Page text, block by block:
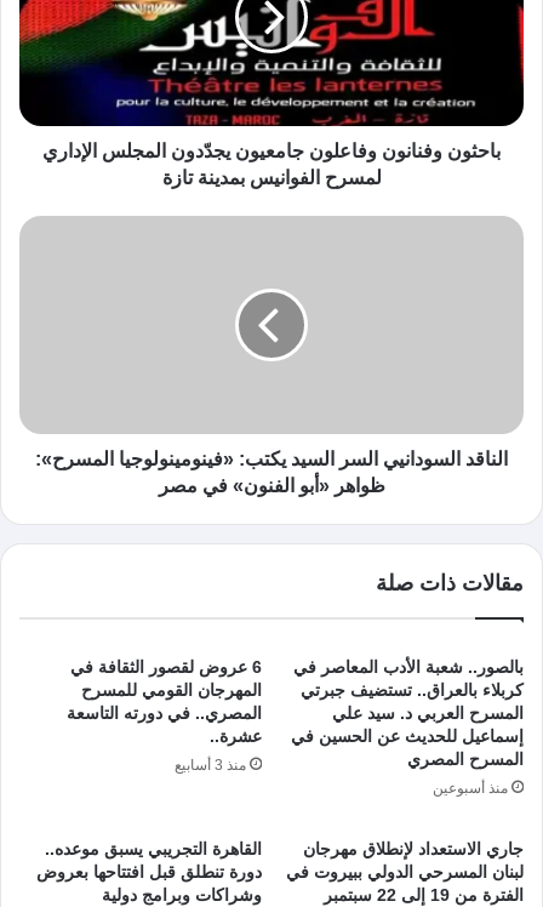
باحثون وفنانون وفاعلون جامعيون يجدّدون المجلس الإداري
لمسرح الفوانيس بمدينة تازة
الناقد السودانيي السر السيد يكتب: «فينومينولوجيا المسرح»:
ظواهر «أبو الفنون» في مصر
مقالات ذات صلة
بالصور.. شعبة الأدب المعاصر في
كربلاء بالعراق.. تستضيف جبرتي
المسرح العربي د. سيد علي
إسماعيل للحديث عن الحسين في
المسرح المصري
منذ أسبوعين
6 عروض لقصور الثقافة في
المهرجان القومي للمسرح
المصري.. في دورته التاسعة
عشرة..
منذ 3 أسابيع
جاري الاستعداد لإنطلاق مهرجان
لبنان المسرحي الدولي ببيروت في
الفترة من 19 إلى 22 سبتمبر
القاهرة التجريبي يسبق موعده..
دورة تنطلق قبل افتتاحها بعروض
وشراكات وبرامج دولية